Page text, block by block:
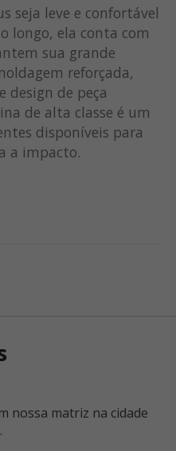
seja leve e confortável
longo, ela conta com
sua grande
reforçada,
design de peça
de alta classe é um
disponíveis para
a impacto.
nossa matriz na cidade